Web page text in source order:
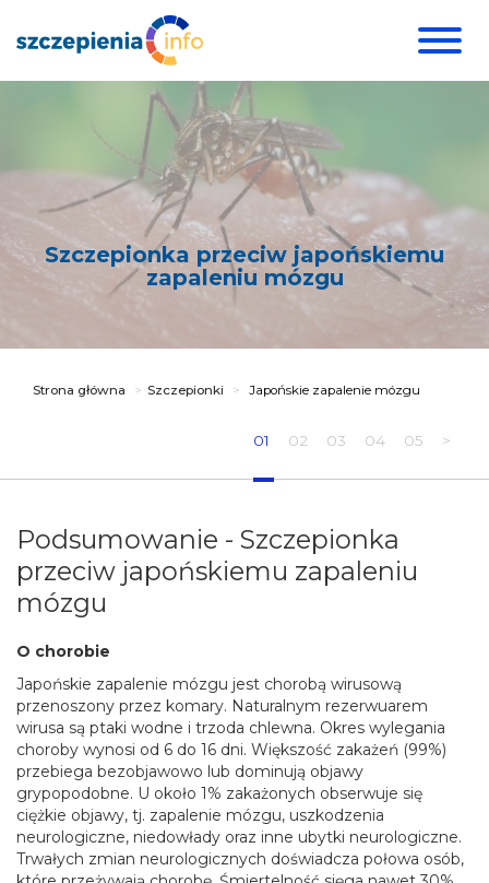
Szczepionka przeciw japońskiemu
zapaleniu mózgu
Strona główna Szczepionki Japońskie zapalenie mózgu
01 02 03 04 05 >
Podsumowanie - Szczepionka
przeciw japońskiemu zapaleniu
mózgu
O chorobie
Japońskie zapalenie mózgu jest chorobą wirusową
przenoszony przez komary. Naturalnym rezerwuarem
wirusa są ptaki wodne i trzoda chlewna. Okres wylegania
choroby wynosi od 6 do 16 dni. Większość zakażeń (99%)
przebiega bezobjawowo lub dominują objawy
grypopodobne. U około 1% zakażonych obserwuje się
ciężkie objawy, tj. zapalenie mózgu, uszkodzenia
neurologiczne, niedowłady oraz inne ubytki neurologiczne.
Trwałych zmian neurologicznych doświadcza połowa osób,